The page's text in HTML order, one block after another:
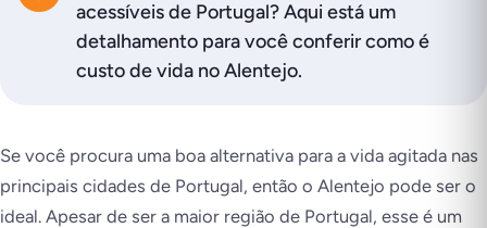
acessíveis de Portugal? Aqui está um
detalhamento para você conferir como é
custo de vida no Alentejo.
Se você procura uma boa alternativa para a vida agitada nas
principais cidades de Portugal, então o Alentejo pode ser o
ideal. Apesar de ser a maior região de Portugal, esse é um